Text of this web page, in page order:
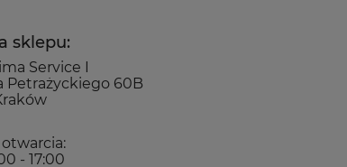
sklepu:
Service I
Petrażyckiego 60B
- 17:00